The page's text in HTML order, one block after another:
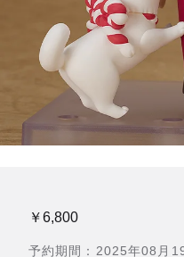
￥6,800
予約期間：2025年08月